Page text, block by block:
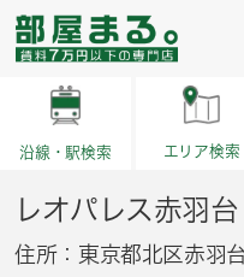
沿線・駅検索 エリア検索
レオパレス赤羽台
住所：東京都北区赤羽